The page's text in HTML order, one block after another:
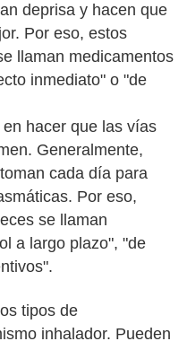
deprisa y hacen que
Por eso, estos
llaman medicamentos
inmediato" o "de
hacer que las vías
Generalmente,
cada día para
Por eso,
se llaman
a largo plazo", "de
tipos de
inhalador. Pueden